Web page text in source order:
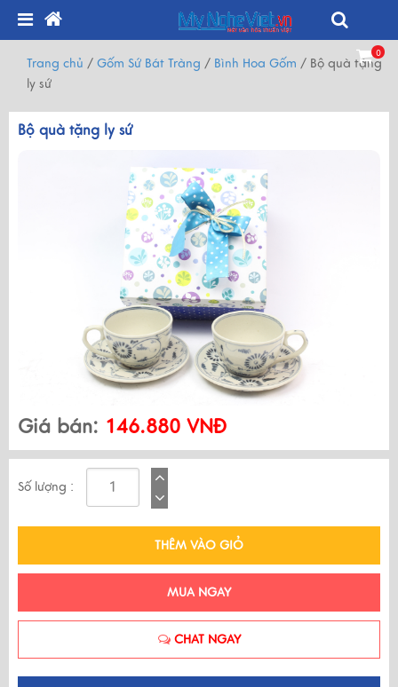
0
Trang chủ / Gốm Sứ Bát Tràng / Bình Hoa Gốm / Bộ quà tặng
ly sứ
Bộ quà tặng ly sứ
Giá bán: 146.880 VNĐ
Số lượng :
THÊM VÀO GIỎ
MUA NGAY
CHAT NGAY